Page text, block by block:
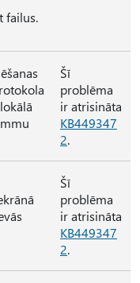
failus.
Šī
problēma
ir atrisināta
KB449347
2.
Šī
problēma
ir atrisināta
KB449347
2.